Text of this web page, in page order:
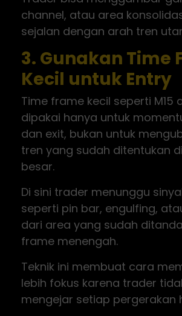
channel, atau area
sejalan dengan arah tren
3. Gunakan Time
Kecil untuk Entry
Time frame kecil seperti M15
dipakai hanya untuk
dan exit, bukan untuk
tren yang sudah ditentukan
besar.
Di sini trader menunggu
seperti pin bar, engulfing,
dari area yang sudah
frame menengah.
Teknik ini membuat cara
lebih fokus karena trader
mengejar setiap pergerakan